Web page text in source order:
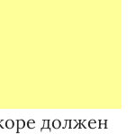
должен